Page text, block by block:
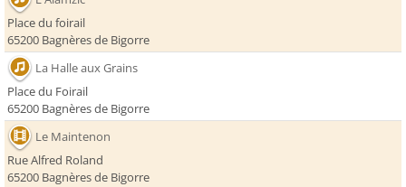
Place du foirail
65200 Bagnères de Bigorre
La Halle aux Grains
Place du Foirail
65200 Bagnères de Bigorre
Le Maintenon
Rue Alfred Roland
65200 Bagnères de Bigorre